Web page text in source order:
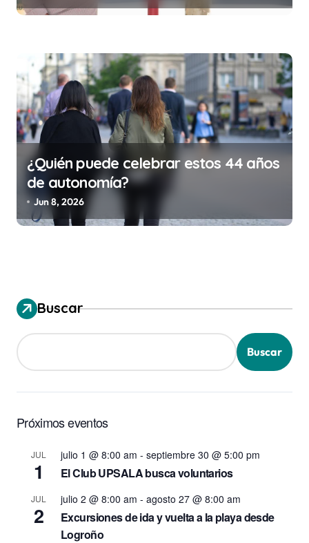
costar la vida)
¿Quién puede celebrar estos 44 años
de autonomía?
Jun 8, 2026
Buscar
Buscar
Próximos eventos
JUL
1
julio 1 @ 8:00 am - septiembre 30 @ 5:00 pm
El Club UPSALA busca voluntarios
JUL
2
julio 2 @ 8:00 am - agosto 27 @ 8:00 am
Excursiones de ida y vuelta a la playa desde
Logroño